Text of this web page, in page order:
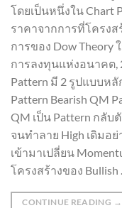
โดยเป็นหนึ่งใน Chart
ราคาจากการที่โครง
การของ Dow Theory
การลงทุนแห่งอนาคต,
Pattern มี 2 รูปแบบหลั
Pattern Bearish QM
QM เป็น Pattern กลั
จนทำลาย High เดิม
เข้ามาเปลี่ยน
โครงสร้างของ
CONTINUE READING →